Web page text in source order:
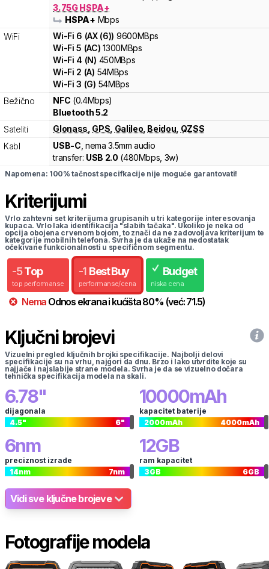
3.75G HSPA+
HSPA+ Mbps
WiFi
Wi-Fi 6 (AX (6)) 9600MBps
Wi-Fi5 (AC) 1300MBps
Wi-Fi 4 (N) 450MBps
Wi-Fi 2 (A) 54MBps
Wi-Fi3 (G) 54MBps
Bežično
NFC (0.4Mbps)
Bluetooth 5.2
Sateliti
Glonass GPS Galileo Beidou QZSS
Kabl
USB-C , nema 3.5mm audio
transfer: USB 2.0 (480Mbps, 3w)
Napomena: 100% tačnost specifkacije nije moguće garantovati!
Kriterijumi
Vrlo zahtevni set kriterijuma grupisanih u tri kategorije interesovanja
kupaca. Vrlo laka identifikacija "slabih tačaka". Ukoliko je neka od
opcija obojena crvenom bojom, to znači da ne zadovoljava kriterijum te
kategorije mobilnih telefona. Svrha je da ukaže na nedostatak
očekivane funkcionalnosti u specifičnom segmentu.
-5 Top
top performanse
-1 Best Buy
performanse/cena
Budget
niska cena
Nema Odnos ekrana i kućišta80% (već:71.5)
Ključni brojevi
Vizuelni pregled ključnih brojki specifikacije. Najbolji delovi
specifikacije su na vrhu, najgori da dnu. Brzo i lako utvrdite koje su
najjače i najslabije strane modela. Svrha je da se vizuelno dočara
tehnička specifikacija modela na skali.
6.78"
dijagonala
4.5" 6"
10000mAh
kapacitet baterije
2000mAh 4000mAh
6nm
preciznost izrade
14nm 7nm
12GB
ram kapacitet
3GB 6GB
Vidi sve ključne brojeve
Fotografije modela